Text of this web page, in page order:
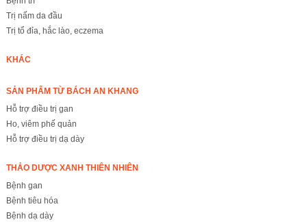
Trị nấm da đầu
Trị tổ đỉa, hắc lào, eczema
KHÁC
SẢN PHẨM TỪ BÁCH AN KHANG
Hỗ trợ điều trị gan
Ho, viêm phế quản
Hỗ trợ điều trị dạ dày
THẢO DƯỢC XANH THIÊN NHIÊN
Bệnh gan
Bệnh tiêu hóa
Bệnh dạ dày